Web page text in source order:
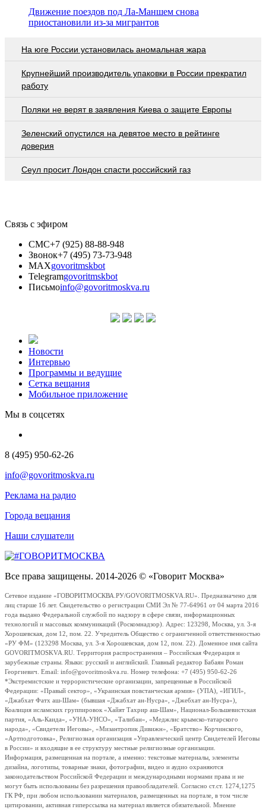
Движение поездов под Ла-Маншем снова
приостановили из-за мигрантов
На юге России установилась аномальная жара
Крупнейший производитель упаковки в России прекратил
работу
Поляки не верят в заявления Киева о защите Европы
Зеленский опустился на девятое место в рейтинге
доверия
Сеул просит Лондон спасти российский газ
Связь с эфиром
СМС+7 (925) 88-88-948
Звонок+7 (495) 73-73-948
MAXgovoritmskbot
Telegramgovoritmskbot
Письмоinfo@govoritmoskva.ru
Новости
Интервью
Программы и ведущие
Сетка вещания
Мобильное приложение
Мы в соцсетях
8 (495) 950-62-26
info@govoritmoskva.ru
Реклама на радио
Города вещания
Наши слушатели
Все права защищены. 2014-2026 © «Говорит Москва»
Сетевое издание «ГОВОРИТМОСКВА.РУ/GOVORITMOSKVA.RU». Предназначено для
лиц старше 16 лет. Свидетельство о регистрации СМИ Эл № 77-64961 от 04 марта 2016
года выдано Федеральной службой по надзору в сфере связи, информационных
технологий и массовых коммуникаций (Роскомнадзор). Адрес: 123298, Москва, ул. 3-я
Хорошевская, дом 12, пом. 22. Учредитель Общество с ограниченной ответственностью
«РУ ФМ» (123298 Москва, ул. 3-я Хорошевская, дом 12, пом. 22). Доменное имя сайта
GOVORITMOSKVA.RU. Территория распространения – Российская Федерация и
зарубежные страны. Языки: русский и английский. Главный редактор Бабаян Роман
Георгиевич. Email: info@govoritmoskva.ru. Номер телефона: +7 (495) 950-62-26
*Экстремистские и террористические организации, запрещенные в Российской
Федерации: «Правый сектор», «Украинская повстанческая армия» (УПА), «ИГИЛ»,
«Джабхат Фатх аш-Шам» (бывшая «Джабхат ан-Нусра», «Джебхат ан-Нусра»),
Коалиция исламских группировок «Хайят Тахрир аш-Шам», Национал-Большевистская
партия, «Аль-Каида», «УНА-УНСО», «Талибан», «Меджлис крымско-татарского
народа», «Свидетели Иеговы», «Мизантропик Дивижн», «Братство» Корчинского,
«Артподготовка», Религиозная организация «Управленческий центр Свидетелей Иеговы
в России» и входящие в ее структуру местные религиозные организации.
Информация, размещенная на портале, а именно: текстовые материалы, элементы
дизайна, логотипы, товарные знаки, фотографии, видео и аудио охраняются
законодательством Российской Федерации и международными нормами права и не
могут быть использованы без разрешения правообладателей. Согласно ст.ст. 1274,1275
ГК РФ, при любом использовании материалов, размещенных на портале, в том числе
цитировании, активная гиперссылка на материал является обязательной. Мнение